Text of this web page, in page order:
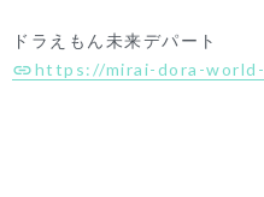
ドラえもん未来デパート
https://mirai-dora-